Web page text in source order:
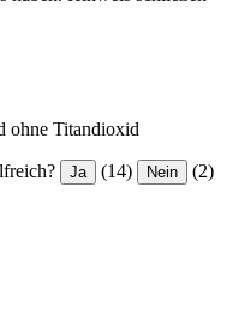
ohne Titandioxid
Ja (14) Nein (2)